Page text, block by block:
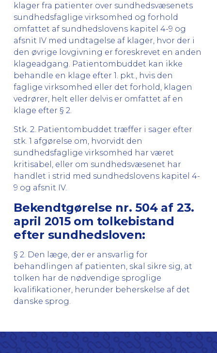
klager fra patienter over sundhedsvæsenets
sundhedsfaglige virksomhed og forhold
omfattet af sundhedslovens kapitel 4-9 og
afsnit IV med undtagelse af klager, hvor der i
den øvrige lovgivning er foreskrevet en anden
klageadgang. Patientombuddet kan ikke
behandle en klage efter 1. pkt., hvis den
faglige virksomhed eller det forhold, klagen
vedrører, helt eller delvis er omfattet af en
klage efter § 2.
Stk. 2. Patientombuddet træffer i sager efter
stk. 1 afgørelse om, hvorvidt den
sundhedsfaglige virksomhed har været
kritisabel, eller om sundhedsvæsenet har
handlet i strid med sundhedslovens kapitel 4-
9 og afsnit IV.
Bekendtgørelse nr. 504 af 23.
april 2015 om tolkebistand
efter sundhedsloven:
§ 2. Den læge, der er ansvarlig for
behandlingen af patienten, skal sikre sig, at
tolken har de nødvendige sproglige
kvalifikationer, herunder beherskelse af det
danske sprog.